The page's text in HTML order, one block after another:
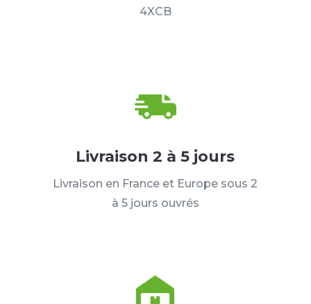
4XCB
Livraison 2 à 5 jours
Livraison en France et Europe sous 2
à 5 jours ouvrés